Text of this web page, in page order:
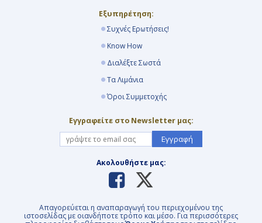
Εξυπηρέτηση:
Συχνές Ερωτήσεις!
Know How
Διαλέξτε Σωστά
Τα Λιμάνια
Όροι Συμμετοχής
Εγγραφείτε στο Newsletter μας:
Εγγραφή
Ακολουθήστε μας:
Απαγορεύεται η αναπαραγωγή του περιεχομένου της
ιστοσελίδας με οιανδήποτε τρόπο και μέσο. Για περισσότερες